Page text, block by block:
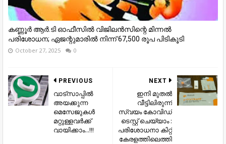
കണ്ണൂര്‍ ആര്‍.ടി ഓഫീസില്‍ വിജിലൻസിന്റെ മിന്നല്‍
പരിശോധന; ഏജന്റുമാരില്‍ നിന്ന് 67,500 രൂപ പിടികൂടി
October 27, 2025 0
NEXT
ഇനി മുതൽ
വീട്ടിലിരുന്ന്
സ്വയം കോവിഡ്
ടെസ്റ്റ് ചെയ്യാം :
പരിശോധനാ കിറ്റ്
കേരളത്തിലെത്തി
PREVIOUS
വാട്സാപ്പിൽ
അയക്കുന്ന
മെസേജുകൾ
മറ്റുള്ളവർക്ക്
വായിക്കാം...!!!